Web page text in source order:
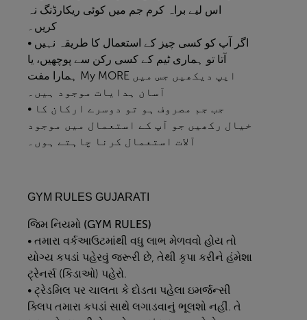
اس لیے براہ کرم جم میں کوئی ریکارڈنگ نہ
کریں۔
• اگر آپ کو کسی چیز کے استعمال کا طریقہ نہیں
آتا تو ہماری ٹیم کے کسی رکن سے پوچھیں، یا
ہمارا مفت My MORE ایپ دیکھیں جس میں
آسان ہدایات موجود ہیں۔
• جب جم مصروف ہو تو دوسرے ارکان کا
خیال رکھیں جو آپ کے استعمال میں موجود
آلات استعمال کرنا چاہتے ہوں۔
GYM RULES GUJARATI
જિમ નિયમો (GYM RULES)
• તમારા વર્કઆઉટમાંથી વધુ લાભ મેળવવો હોય તો
યોગ્ય કપડાં પહેરવું જરૂરી છે, તેથી કૃપા કરીને હંમેશા
ટ્રેનર્સ (કિડાઓ) પહેરો.
• ટ્રેડમિલ પર ચાલતા કે દોડતા પહેલા ઇમર્જન્સી
ક્લિપ તમારા કપડાં સાથે લગાડવાનું ભૂલશો નહીં. તે